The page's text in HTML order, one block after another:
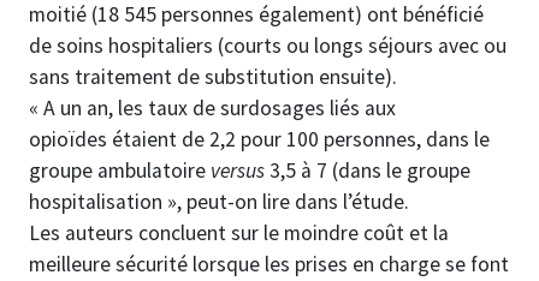
moitié (18 545 personnes également) ont bénéficié
de soins hospitaliers (courts ou longs séjours avec ou
sans traitement de substitution ensuite).
« A un an, les taux de surdosages liés aux
opioïdes étaient de 2,2 pour 100 personnes, dans le
groupe ambulatoire versus3,5 à 7 (dans le groupe
hospitalisation », peut-on lire dans l’étude.
Les auteurs concluent sur le moindre coût et la
meilleure sécurité lorsque les prises en charge se font